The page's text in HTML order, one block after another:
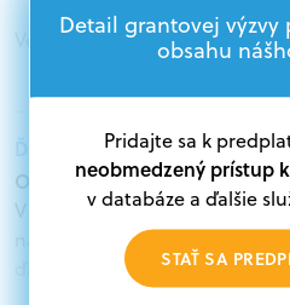
Veľké podniky, Podnikatelia
Ďalšie informácie:
Oprávnení žiadatelia:
V databáze grantov a dotácií
nájdete aktuálne výzvy z
ďalších zdrojov.
Detail grantovej
obsahu
Pridajte sa k
neobmedzený prístup
v databáze a ďalšie
STAŤ SA